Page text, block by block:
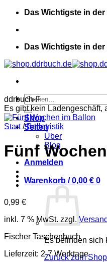
Zum
springen
Das Wichtigste in
Das Wichtigste in
Suchen
nach:
Shop
Seiten
Über
Blog
Anmelden
Warenkorb /0,00 € 0
Es befinden sich
Zurück zum Shop
ddrbuch-F
Es gibt kein Ladengeschäft,
Start / Belletristik
Fünf
0,99 €
inkl. 7 % MwSt. zzgl.
Fischer Taschenbuch
Lieferzeit: 2-7 Werktage